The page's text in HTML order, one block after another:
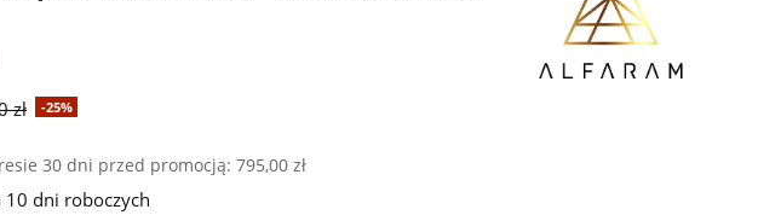
zł -25%
30 dni przed promocją:795,00 zł
10 dni roboczych